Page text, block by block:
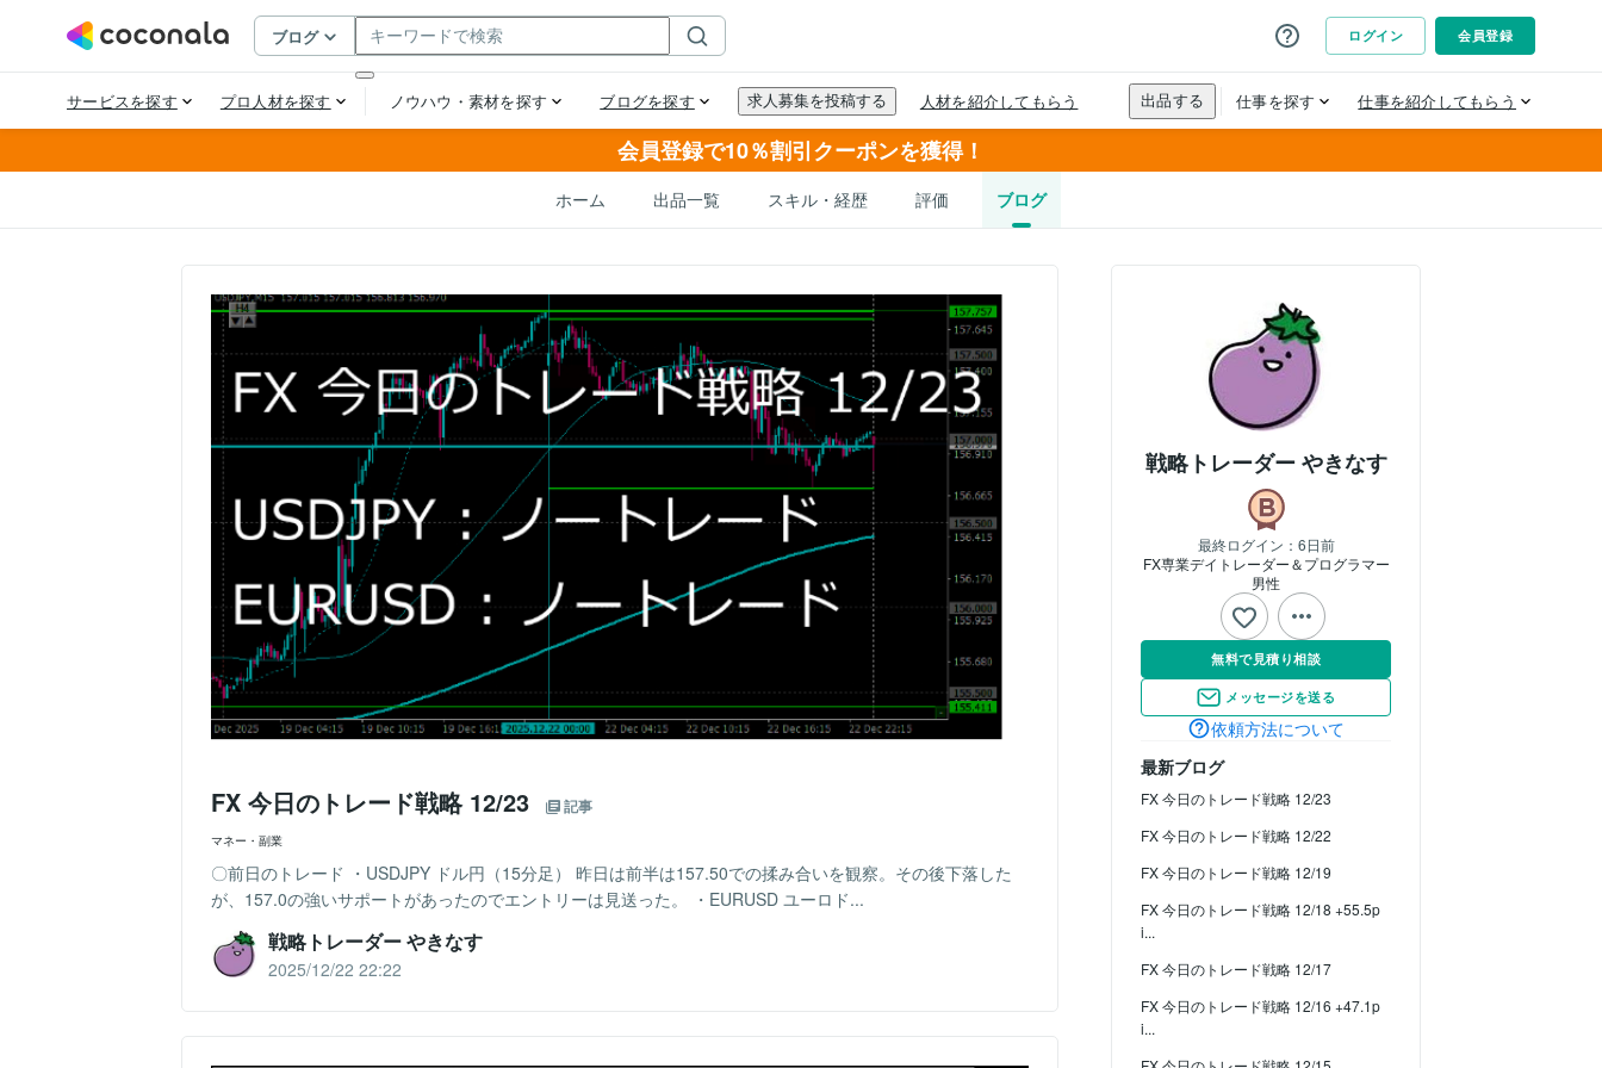
会員登録で10％割引クーポンを獲得！
ホーム 出品一覧 スキル・経歴 評価 ブログ
戦略トレーダー やきなす
最終ログイン： 6日前
FX専業デイトレーダー＆プログラマー
男性
無料で見積り相談
メッセージを送る
依頼方法について
最新ブログ
FX 今日のトレード戦略 12/23
FX 今日のトレード戦略 12/22
FX 今日のトレード戦略 12/19
FX 今日のトレード戦略 12/18 +55.5p
i...
FX 今日のトレード戦略 12/17
FX 今日のトレード戦略 12/16 +47.1p
i...
FX 今日のトレード戦略 12/23 記事
マネー・副業
〇前日のトレード ・USDJPY ドル円（15分足） 昨日は前半は157.50での揉み合いを観察。その後下落した
が、157.0の強いサポートがあったのでエントリーは見送った。 ・EURUSD ユーロド...
戦略トレーダー やきなす
2025/12/22 22:22